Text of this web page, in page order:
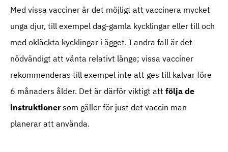
Med vissa vacciner är det möjligt att vaccinera mycket
unga djur, till exempel dag-gamla kycklingar eller till och
med okläckta kycklingar i ägget. I andra fall är det
nödvändigt att vänta relativt länge; vissa vacciner
rekommenderas till exempel inte att ges till kalvar före
6 månaders ålder. Det är därför viktigt att följa de
instruktionersom gäller för just det vaccin man
planerar att använda.